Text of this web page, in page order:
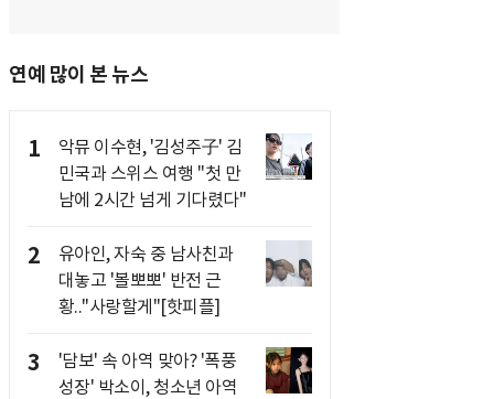
연예 많이 본 뉴스
1
악뮤 이수현, '김성주子' 김
민국과 스위스 여행 "첫 만
남에 2시간 넘게 기다렸다"
2
유아인, 자숙 중 남사친과
대놓고 '볼뽀뽀' 반전 근
황.."사랑할게"[핫피플]
3
'담보' 속 아역 맞아? '폭풍
성장' 박소이, 청소년 아역